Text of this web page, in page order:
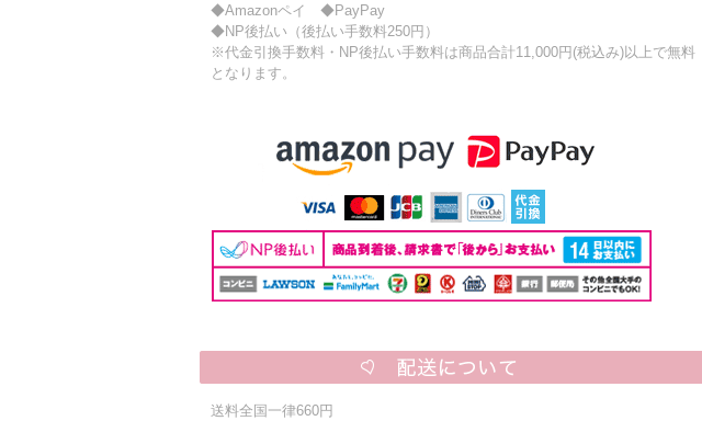
◆Amazonペイ ◆PayPay
◆NP後払い（後払い手数料250円）
※代金引換手数料・NP後払い手数料は商品合計11,000円(税込み)以上で無料
となります。
送料全国一律660円